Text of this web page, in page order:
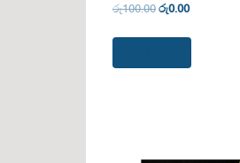
රු100.00රු0.00